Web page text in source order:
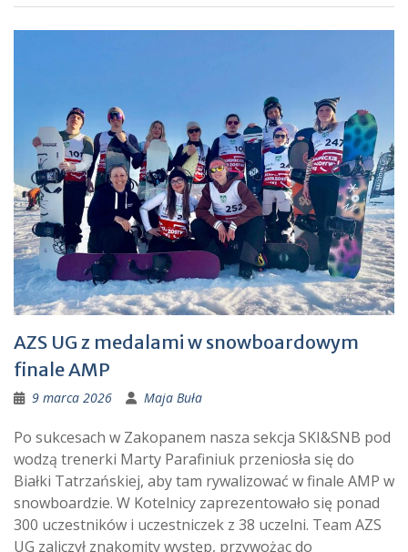
AZS UG z medalami w snowboardowym
finale AMP
9 marca 2026 Maja Buła
Po sukcesach w Zakopanem nasza sekcja SKI&SNB pod
wodzą trenerki Marty Parafiniuk przeniosła się do
Białki Tatrzańskiej, aby tam rywalizować w finale AMP w
snowboardzie. W Kotelnicy zaprezentowało się ponad
300 uczestników i uczestniczek z 38 uczelni. Team AZS
UG zaliczył znakomity występ, przywożąc do